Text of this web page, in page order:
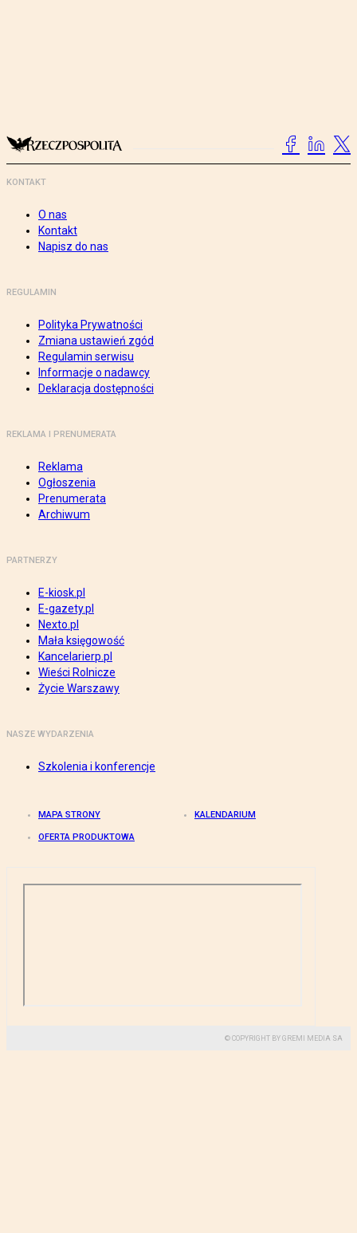
KONTAKT
O nas
Kontakt
Napisz do nas
REGULAMIN
Polityka Prywatności
Zmiana ustawień zgód
Regulamin serwisu
Informacje o nadawcy
Deklaracja dostępności
REKLAMA I PRENUMERATA
Reklama
Ogłoszenia
Prenumerata
Archiwum
PARTNERZY
E-kiosk.pl
E-gazety.pl
Nexto.pl
Mała księgowość
Kancelarierp.pl
Wieści Rolnicze
Życie Warszawy
NASZE WYDARZENIA
Szkolenia i konferencje
MAPA STRONY KALENDARIUM
OFERTA PRODUKTOWA
© COPYRIGHT BY GREMI MEDIA SA